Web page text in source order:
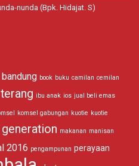
nunda (Bpk. Hidajat. S)
bandung book buku camilan cemilan
ibu anak ios jual beli emas
komsel gabungan kuotie kuotie
generation makanan manisan
2016 pengampunan perayaan